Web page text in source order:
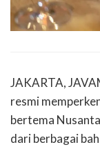
JAKARTA,
resmi
bertema
dari berbagai